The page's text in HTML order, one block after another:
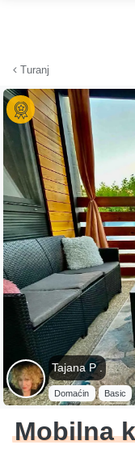
Turanj
Tajana P .
Domaćin Basic
Mobilna